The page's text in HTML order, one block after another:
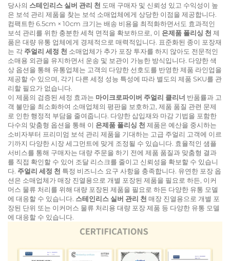
당사의 스테인리스 실버 관리 천 도매 구매자 및 신뢰성 있고 수익성이 높
은 보석 관리 제품을 찾는 보석 소매업체에게 상당한 이점을 제공합니다.
컴팩트한 6.5cm × 10cm 크기는 배송 비용을 최적화하면서도 효과적인
보석 관리를 위한 충분한 세척 면적을 확보하므로, 이 은제품 폴리싱 천 제
품은 대량 유통 업체에게 경제적으로 매력적입니다. 표준화된 종이 포장재
는 각 주얼리 세정 천 소매업체가 추가 포장 투자를 하지 않아도 전문적인
소매용 외관을 유지하면서 운송 및 보관이 가능한 방식입니다. 다양한 색
상 옵션을 통해 유통업체는 고객의 다양한 선호도를 반영한 제품 라인업을
제공할 수 있으며, 각기 다른 세정 성능 특성에 따라 별도의 제품 SKU를 관
리할 필요가 없습니다.
이 제품의 검증된 세정 효과는 마이크로파이버 주얼리 클리너 반품률과 고
객 불만을 최소화하여 소매업체의 평판을 보호하고, 제품 품질 관련 문제
로 인한 행정적 부담을 줄여줍니다. 다양한 삽입재와 마감 기법을 포함한
다수의 맞춤형 옵션을 통해 이 은제품 폴리싱 천 제품은 예산을 중시하는
소비자부터 프리미엄 보석 관리 제품을 기대하는 고급 주얼리 고객에 이르
기까지 다양한 시장 세그먼트에 맞게 조정될 수 있습니다. 효율적인 샘플
서비스를 통해 구매자는 대량 주문을 하기 전에 제품 품질과 맞춤형 결과
를 직접 확인할 수 있어 조달 리스크를 줄이고 신뢰성을 확보할 수 있습니
다. 주얼리 세정 천 특정 비즈니스 요구 사항을 충족합니다. 유연한 포장 옵
션은 소매업체가 매장 진열용으로 개별 포장된 제품을 필요로 하든, 이커
머스 물류 처리를 위해 대량 포장된 제품을 필요로 하든 다양한 유통 모델
에 대응할 수 있습니다. 스테인리스 실버 관리 천 매장 진열용으로 개별 포
장된 단위 또는 이커머스 물류 처리용 대량 포장 제품 등 다양한 유통 모델
에 대응할 수 있습니다.